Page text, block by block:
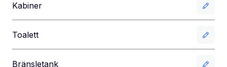
Kabiner
Toalett
Bränsletank